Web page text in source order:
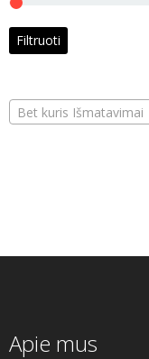
Filtruoti
Bet kuris Išmatavimai
Apie mus